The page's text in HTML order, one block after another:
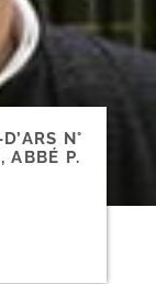
N°
ABBÉ P.